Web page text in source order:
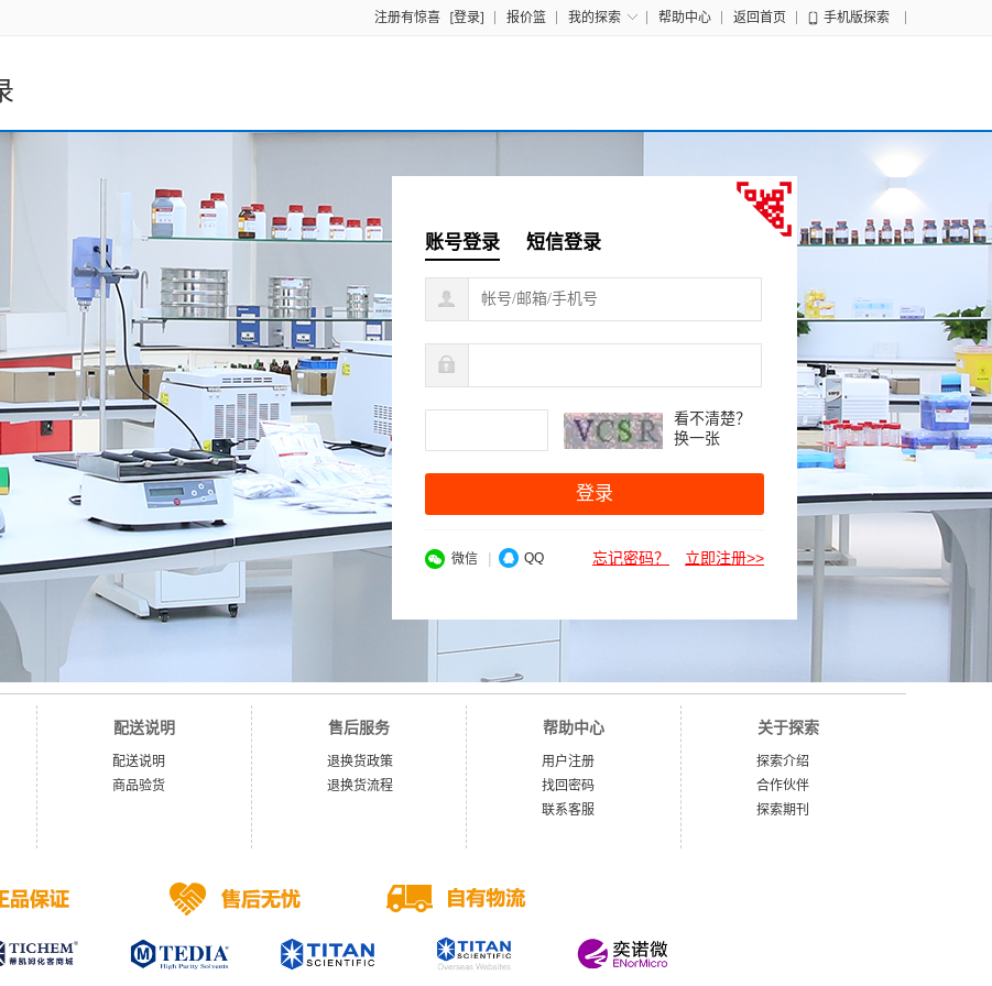
注册有惊喜 [登录] 报价篮 我的探索 帮助中心 返回首页 手机版探索
账号登录 短信登录
看不清楚？
换一张
登录
微信 | QQ 忘记密码？ 立即注册>>
配送说明
配送说明
商品验货
售后服务
退换货政策
退换货流程
帮助中心
用户注册
找回密码
联系客服
关于探索
探索介绍
合作伙伴
探索期刊